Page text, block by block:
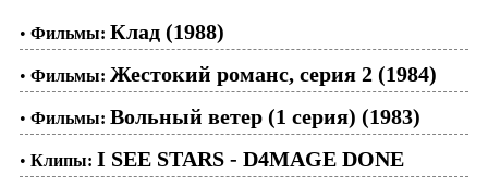
• Фильмы: Клад (1988)
• Фильмы: Жестокий романс, серия 2 (1984)
• Фильмы: Вольный ветер (1 серия) (1983)
• Клипы: I SEE STARS - D4MAGE DONE